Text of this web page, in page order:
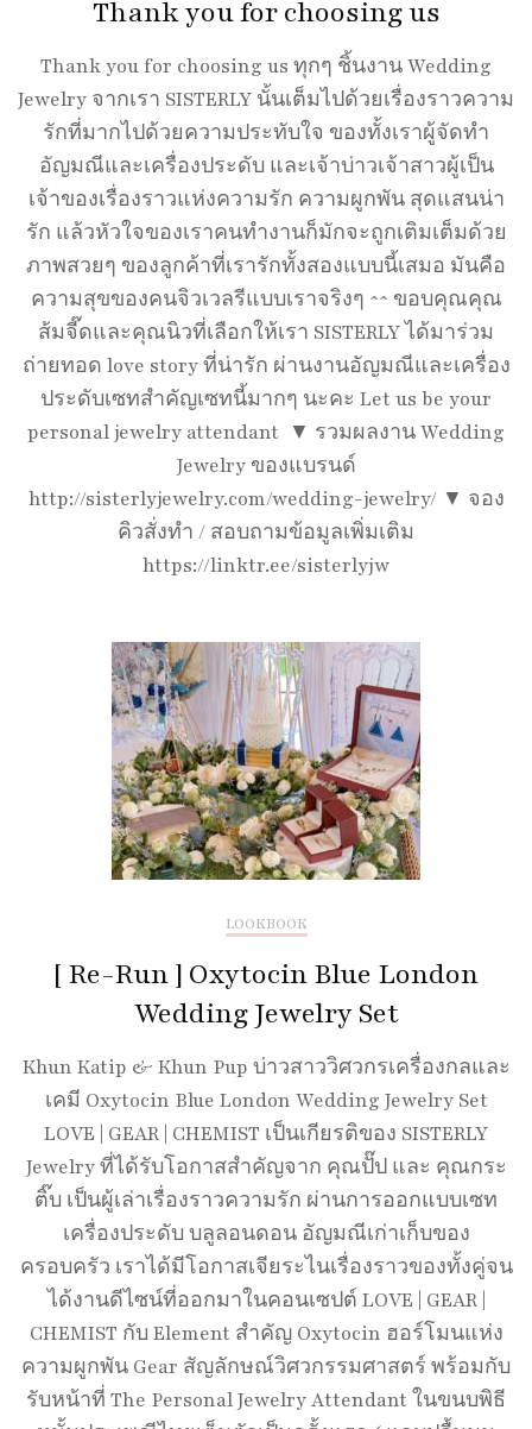
Thank you for choosing us
Thank you for choosing us ทุกๆ ชิ้นงาน Wedding
Jewelry จากเรา SISTERLY นั้นเต็มไปด้วยเรื่องราวความ
รักที่มากไปด้วยความประทับใจ ของทั้งเราผู้จัดทำ
อัญมณีและเครื่องประดับ และเจ้าบ่าวเจ้าสาวผู้เป็น
เจ้าของเรื่องราวแห่งความรัก ความผูกพัน สุดแสนน่า
รัก แล้วหัวใจของเราคนทำงานก็มักจะถูกเติมเต็มด้วย
ภาพสวยๆ ของลูกค้าที่เรารักทั้งสองแบบนี้เสมอ มันคือ
ความสุขของคนจิวเวลรีแบบเราจริงๆ ^^ ขอบคุณคุณ
ส้มจี๊ดและคุณนิวที่เลือกให้เรา SISTERLY ได้มาร่วม
ถ่ายทอด love story ที่น่ารัก ผ่านงานอัญมณีและเครื่อง
ประดับเซทสำคัญเซทนี้มากๆ นะคะ Let us be your
personal jewelry attendant ▼ รวมผลงาน Wedding
Jewelry ของแบรนด์
http://sisterlyjewelry.com/wedding-jewelry/ ▼ จอง
คิวสั่งทำ / สอบถามข้อมูลเพิ่มเติม
https://linktr.ee/sisterlyjw
LOOKBOOK
[ Re-Run ] Oxytocin Blue London
Wedding Jewelry Set
Khun Katip & Khun Pup บ่าวสาววิศวกรเครื่องกลและ
เคมี Oxytocin Blue London Wedding Jewelry Set
LOVE | GEAR | CHEMIST เป็นเกียรติของ SISTERLY
Jewelry ที่ได้รับโอกาสสำคัญจาก คุณปั๊ป และ คุณกระ
ติ๊บ เป็นผู้เล่าเรื่องราวความรัก ผ่านการออกแบบเซท
เครื่องประดับ บลูลอนดอน อัญมณีเก่าเก็บของ
ครอบครัว เราได้มีโอกาสเจียระไนเรื่องราวของทั้งคู่จน
ได้งานดีไซน์ที่ออกมาในคอนเซปต์ LOVE | GEAR |
CHEMIST กับ Element สำคัญ Oxytocin ฮอร์โมนแห่ง
ความผูกพัน Gear สัญลักษณ์วิศวกรรมศาสตร์ พร้อมกับ
รับหน้าที่ The Personal Jewelry Attendant ในขนบพิธี